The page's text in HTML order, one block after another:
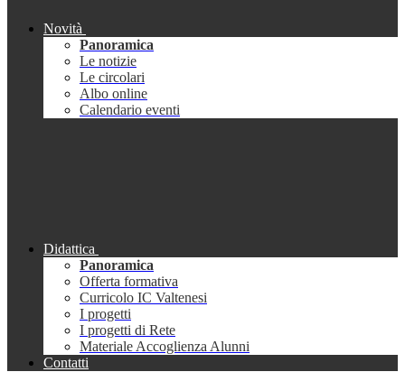
Novità
Panoramica
Le notizie
Le circolari
Albo online
Calendario eventi
Didattica
Panoramica
Offerta formativa
Curricolo IC Valtenesi
I progetti
I progetti di Rete
Materiale Accoglienza Alunni
Contatti